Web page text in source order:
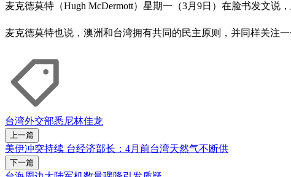
麦克德莫特（Hugh McDermott）星期一（3月9日）在脸书发文说
麦克德莫特也说，澳洲和台湾拥有共同的民主原则，并同样关注
台湾外交部悉尼林佳龙
上一篇
美伊冲突持续 台经济部长：4月前台湾天然气不断供
下一篇